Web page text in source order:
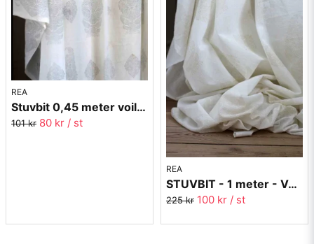
REA
Stuvbit 0,45 meter voile - Paisley grå - 300 cm bred
101 kr 80 kr / st
REA
STUVBIT - 1 meter - Voile Paisley Beige - 300 cm bred
225 kr 100 kr / st